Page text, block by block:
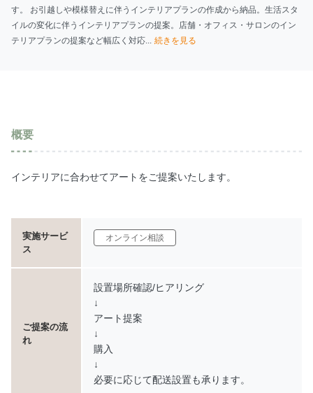
す。 お引越しや模様替えに伴うインテリアプランの作成から納品。生活スタ
イルの変化に伴うインテリアプランの提案。店舗・オフィス・サロンのイン
テリアプランの提案など幅広く対応...
続きを見る
概要
インテリアに合わせてアートをご提案いたします。
実施サービ
ス
オンライン相談
ご提案の流
れ
設置場所確認/ヒアリング
↓
アート提案
↓
購入
↓
必要に応じて配送設置も承ります。